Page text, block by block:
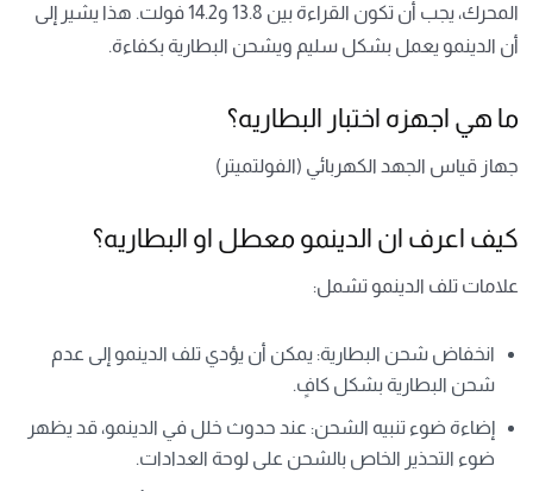
المحرك، يجب أن تكون القراءة بين 13.8 و14.2 فولت. هذا يشير إلى
أن الدينمو يعمل بشكل سليم ويشحن البطارية بكفاءة.
ما هي اجهزه اختبار البطاريه؟
جهاز قياس الجهد الكهربائي (الفولتميتر)
كيف اعرف ان الدينمو معطل او البطاريه؟
علامات تلف الدينمو تشمل:
انخفاض شحن البطارية: يمكن أن يؤدي تلف الدينمو إلى عدم
شحن البطارية بشكل كافٍ.
إضاءة ضوء تنبيه الشحن: عند حدوث خلل في الدينمو، قد يظهر
ضوء التحذير الخاص بالشحن على لوحة العدادات.